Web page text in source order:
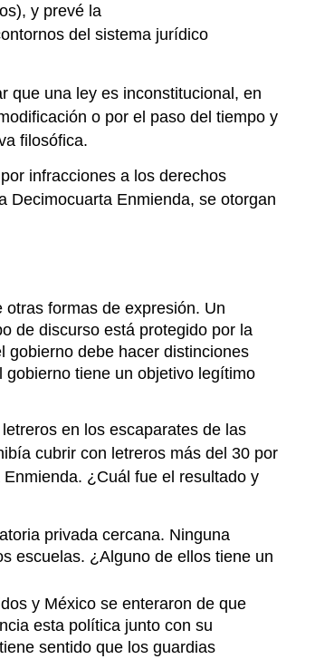
Ejercicios
AUTOPRUEBA
RESPUESTAS
y prevé la
del sistema jurídico
que una ley es inconstitucional, en
o por el paso del tiempo y
filosófica.
infracciones a los derechos
Decimocuarta Enmienda, se otorgan
formas de expresión. Un
de discurso está protegido por la
gobierno debe hacer distinciones
tiene un objetivo legítimo
en los escaparates de las
cubrir con letreros más del 30 por
¿Cuál fue el resultado y
privada cercana. Ninguna
escuelas. ¿Alguno de ellos tiene un
y México se enteraron de que
esta política junto con su
sentido que los guardias